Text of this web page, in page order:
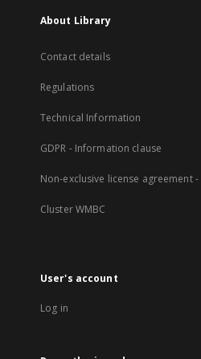
About Library
Contact details
Regulations
Technical Information
GDPR - Information clause
Non-exclusive license agreement
Cluster WMBC
User's account
Log in